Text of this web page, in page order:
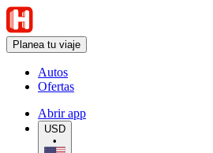
Planea tu viaje
Autos
Ofertas
Abrir app
USD
•